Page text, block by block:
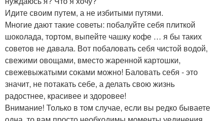
Идите своим путем, а не избитыми путями.
Многие дают такие советы: побалуйте себя плиткой
шоколада, тортом, выпейте чашку кофе … я бы таких
советов не давала. Вот побаловать себя чистой водой,
свежими овощами, вместо жаренной картошки,
свежевыжатыми соками можно! Баловать себя - это
значит, не потакать себе, а делать свою жизнь
радостнее, красивее и здоровее!
Внимание! Только в том случае, если вы редко бываете